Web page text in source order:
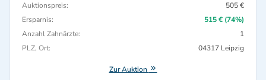
Auktionspreis:
505 €
Ersparnis:
515 € (74%)
Anzahl Zahnärzte:
1
PLZ, Ort:
04317 Leipzig
Zur Auktion